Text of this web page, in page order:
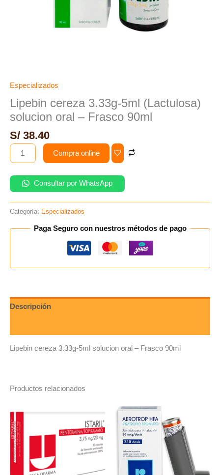
Especializados
Lipebin cereza 3.33g-5ml (Lactulosa)
solucion oral – Frasco 90ml
S/ 38.40
Compra online
Consultar por WhatsApp
Categoría: Especializados
Paga Seguro con nuestros métodos de pago
Descripción
Lipebin cereza 3.33g-5ml solucion oral – Frasco 90ml
Productos relacionados